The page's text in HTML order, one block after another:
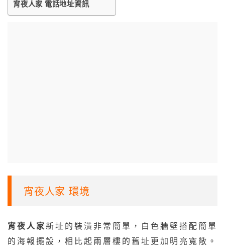
宵夜人家 電話地址資訊
宵夜人家 環境
宵夜人家新址的裝潢非常簡單，白色牆壁搭配簡單
的海報擺設，相比起兩層樓的舊址更加明亮寬敞。